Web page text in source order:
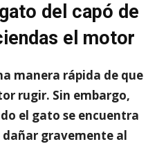
del capó de
el motor
manera rápida de que
rugir. Sin embargo,
el gato se encuentra
gravemente al